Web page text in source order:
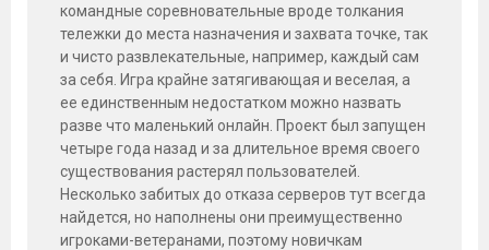
командные соревновательные вроде толкания
тележки до места назначения и захвата точке, так
и чисто развлекательные, например, каждый сам
за себя. Игра крайне затягивающая и веселая, а
ее единственным недостатком можно назвать
разве что маленький онлайн. Проект был запущен
четыре года назад и за длительное время своего
существования растерял пользователей.
Несколько забитых до отказа серверов тут всегда
найдется, но наполнены они преимущественно
игроками-ветеранами, поэтому новичкам